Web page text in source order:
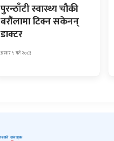
पुरन्ठाँटी स्वास्थ्य चौकी
बरौंलामा टिक्न सकेनन्
डाक्टर
असार ४ गते २०८३